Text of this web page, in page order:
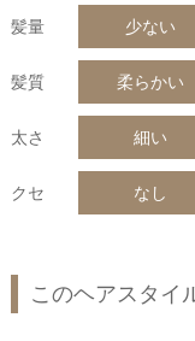
髪量 少ない
髪質 柔らかい
太さ 細い
クセ なし
このヘアスタイ